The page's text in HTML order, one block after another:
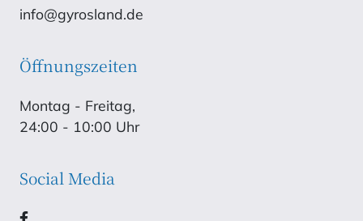
info@gyrosland.de
Öffnungszeiten
Montag - Freitag,
24:00 - 10:00 Uhr
Social Media